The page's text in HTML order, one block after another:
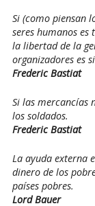
Si (como piensan
seres humanos
la libertad de la
organizadores es
Frederic Bastiat
Si las mercancías
los soldados.
Frederic Bastiat
La ayuda externa
dinero de los
países pobres.
Lord Bauer